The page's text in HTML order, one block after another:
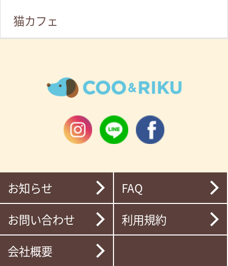
猫カフェ
お知らせ
お問い合わせ
会社概要
FAQ
利用規約